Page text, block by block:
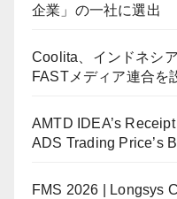
企業」の一社に選出
Coolita、インドネシ
FASTメディア連合を
AMTD IDEA’s
ADS Trading Price’s
FMS 2026 | Longsys